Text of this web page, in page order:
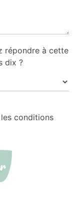
répondre à cette
dix ?
conditions